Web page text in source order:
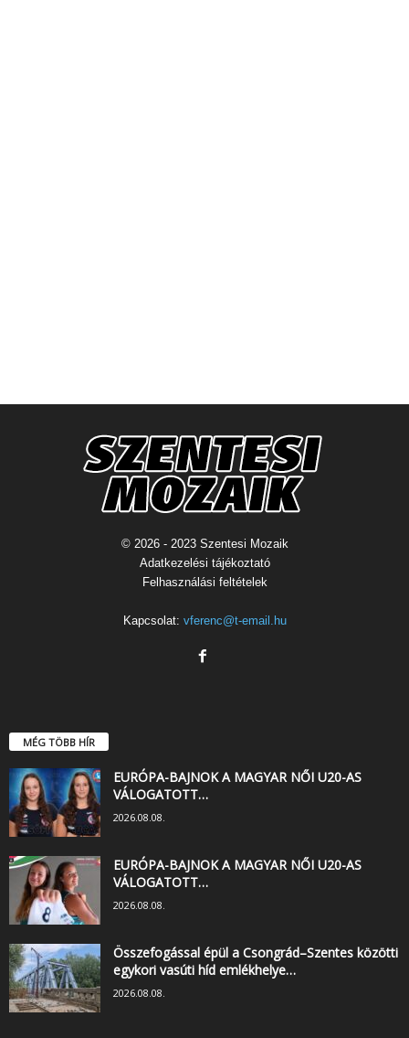
© 2026 - 2023 Szentesi Mozaik
Adatkezelési tájékoztató
Felhasználási feltételek
Kapcsolat: vferenc@t-email.hu
MÉG TÖBB HÍR
EURÓPA-BAJNOK A MAGYAR NŐI U20-AS
VÁLOGATOTT…
2026.08.08.
EURÓPA-BAJNOK A MAGYAR NŐI U20-AS
VÁLOGATOTT…
2026.08.08.
Összefogással épül a Csongrád–Szentes közötti
egykori vasúti híd emlékhelye…
2026.08.08.